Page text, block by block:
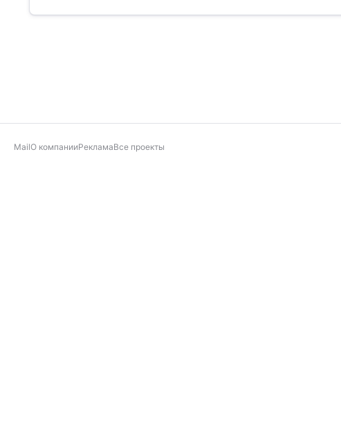
MailО компанииРекламаВсе проекты